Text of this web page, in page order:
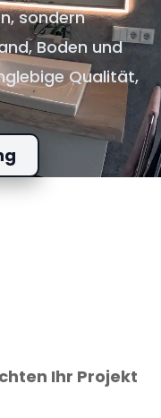
sondern
Boden und
Qualität,
Ihr Projekt